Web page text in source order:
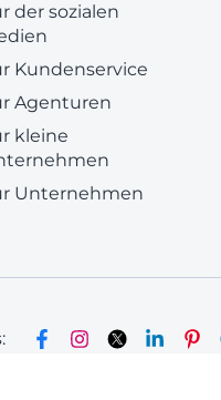
der sozialen
Kundenservice
Agenturen
kleine
Unternehmen